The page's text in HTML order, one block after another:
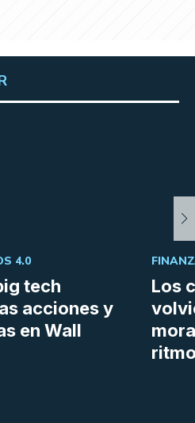
tech
acciones y
en Wall
4.0
Los